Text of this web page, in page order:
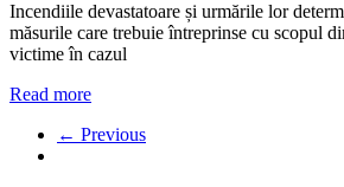
Incendiile devastatoare și urmările lor
măsurile care trebuie întreprinse cu scopul
victime în cazul
Read more
← Previous